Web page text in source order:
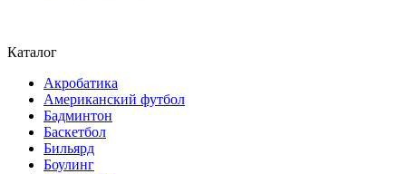
Каталог
Акробатика
Американский футбол
Бадминтон
Баскетбол
Бильярд
Боулинг